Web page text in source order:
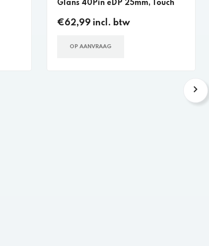
Glans 40Pin eDP 25mm, Touch
€62,99 incl. btw
OP AANVRAAG